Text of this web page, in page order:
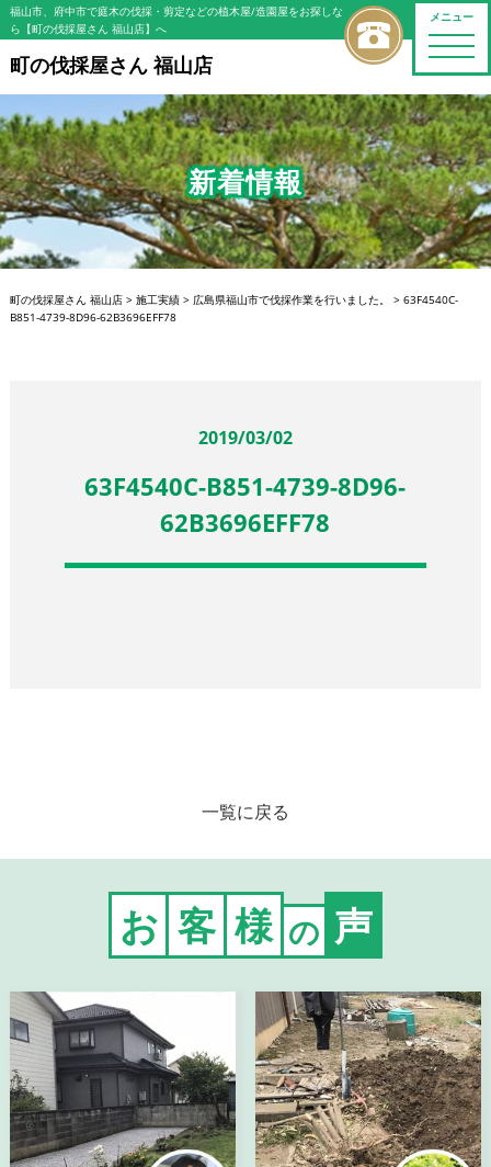
メニュー
toggle
福山市、府中市で庭木の伐採・剪定などの植木屋/造園屋をお探しな
ら【町の伐採屋さん 福山店】へ
町の伐採屋さん 福山店
新着情報
町の伐採屋さん 福山店> 施工実績> 広島県福山市で伐採作業を行いました。 > 63F4540C-
B851-4739-8D96-62B3696EFF78
2019/03/02
63F4540C-B851-4739-8D96-
62B3696EFF78
一覧に戻る
お 客 様 の 声